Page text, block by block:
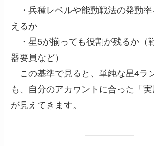
・兵種レベルや能動戦法の発動率
えるか
・星5が揃っても役割が残るか（
器要員など）
この基準で見ると、単純な星4ラ
も、自分のアカウントに合った「実
が見えてきます。